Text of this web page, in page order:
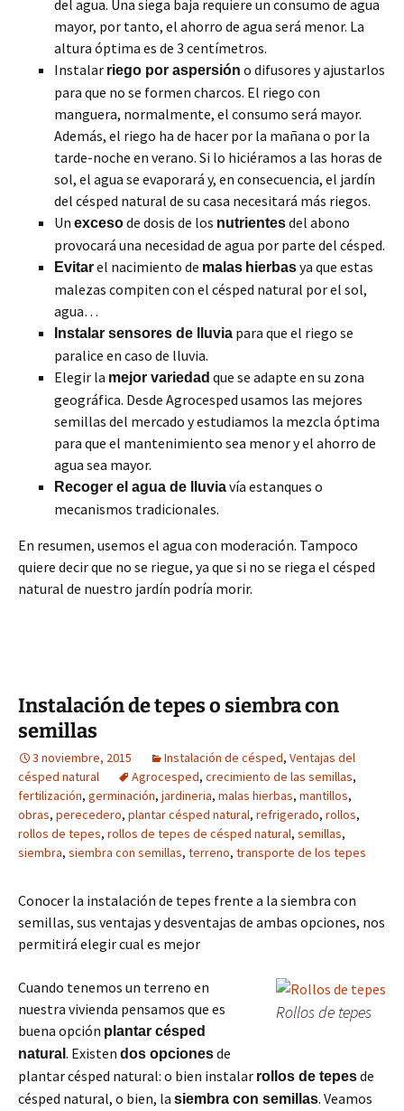
del agua. Una siega baja requiere un consumo de agua
mayor, por tanto, el ahorro de agua será menor. La
altura óptima es de 3 centímetros.
Instalar riego por aspersión o difusores y ajustarlos
para que no se formen charcos. El riego con
manguera, normalmente, el consumo será mayor.
Además, el riego ha de hacer por la mañana o por la
tarde-noche en verano. Si lo hiciéramos a las horas de
sol, el agua se evaporará y, en consecuencia, el jardín
del césped natural de su casa necesitará más riegos.
Un excesode dosis de los nutrientesdel abono
provocará una necesidad de agua por parte del césped.
Evitarel nacimiento de malas hierbasya que estas
malezas compiten con el césped natural por el sol,
agua…
Instalar sensores de lluvia para que el riego se
paralice en caso de lluvia.
Elegir la mejor variedad que se adapte en su zona
geográfica. Desde Agrocesped usamos las mejores
semillas del mercado y estudiamos la mezcla óptima
para que el mantenimiento sea menor y el ahorro de
agua sea mayor.
Recoger el agua de lluviavía estanques o
mecanismos tradicionales.
En resumen, usemos el agua con moderación. Tampoco
quiere decir que no se riegue, ya que si no se riega el césped
natural de nuestro jardín podría morir.
Instalación de tepes o siembra con
semillas
3 noviembre, 2015 Instalación de césped, Ventajas del
césped natural
Agrocesped, crecimiento de las semillas,
fertilización, germinación, jardineria, malas hierbas, mantillos,
obras, perecedero, plantar césped natural, refrigerado, rollos,
rollos de tepes, rollos de tepes de césped natural, semillas,
siembra, siembra con semillas, terreno, transporte de los tepes
Conocer la instalación de tepes frente a la siembra con
semillas, sus ventajas y desventajas de ambas opciones, nos
permitirá elegir cual es mejor
Rollos de tepes
Cuando tenemos un terreno en
nuestra vivienda pensamos que es
buena opción plantar césped
natural . Existen dos opcionesde
plantar césped natural: o bien instalar rollos de tepesde
césped natural, o bien, la siembra con semillas. Veamos